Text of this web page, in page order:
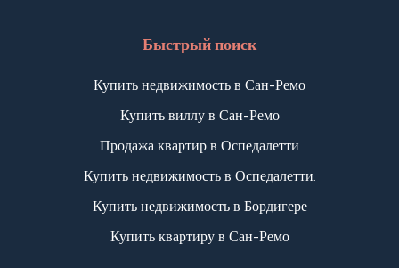
в жилищный городской кадастр по классу F/3,
Быстрый поиск
Купить недвижимость в Сан-Ремо
Купить виллу в Сан-Ремо
Продажа квартир в Оспедалетти
Купить недвижимость в Оспедалетти.
Купить недвижимость в Бордигере
Купить квартиру в Сан-Ремо